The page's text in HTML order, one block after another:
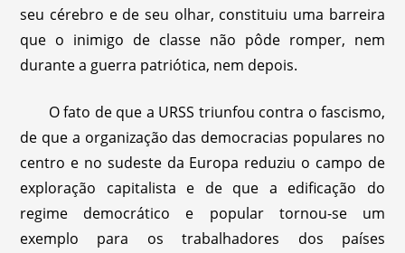
seu cérebro e de seu olhar, constituiu uma barreira
que o inimigo de classe não pôde romper, nem
durante a guerra patriótica, nem depois.
O fato de que a URSS triunfou contra o fascismo,
de que a organização das democracias populares no
centro e no sudeste da Europa reduziu o campo de
exploração capitalista e de que a edificação do
regime democrático e popular tornou-se um
exemplo para os trabalhadores dos países